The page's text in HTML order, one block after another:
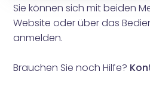
Sie können sich mit beiden
Website oder über das
anmelden.
Brauchen Sie noch Hilfe?